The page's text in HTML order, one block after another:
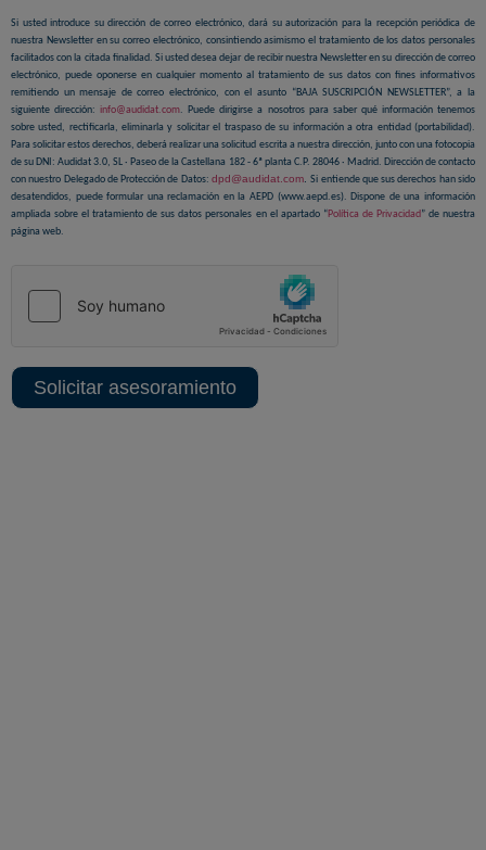
Si usted introduce su dirección de correo electrónico, dará su autorización para la recepción periódica de
nuestra Newsletter en su correo electrónico, consintiendo asimismo el tratamiento de los datos personales
facilitados con la citada finalidad. Si usted desea dejar de recibir nuestra Newsletter en su dirección de correo
electrónico, puede oponerse en cualquier momento al tratamiento de sus datos con fines informativos
remitiendo un mensaje de correo electrónico, con el asunto “BAJA SUSCRIPCIÓN NEWSLETTER”, a la
siguiente dirección:info@audidat.com. Puede dirigirse a nosotros para saber qué información tenemos
sobre usted, rectificarla, eliminarla y solicitar el traspaso de su información a otra entidad (portabilidad).
Para solicitar estos derechos, deberá realizar una solicitud escrita a nuestra dirección, junto con una fotocopia
de su DNI: Audidat 3.0, SL · Paseo de la Castellana 182 - 6ª planta C.P. 28046 · Madrid. Dirección de contacto
con nuestro Delegado de Protección de Datos: dpd@audidat.com.Si entiende que sus derechos han sido
desatendidos, puede formular una reclamación en la AEPD (www.aepd.es). Dispone de una información
ampliada sobre el tratamiento de sus datos personales en el apartado “Política de Privacidad” de nuestra
página web.
Solicitar asesoramiento